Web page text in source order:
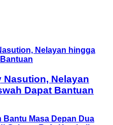
Nasution, Nelayan
Dapat Bantuan